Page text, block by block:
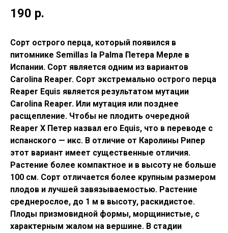
190 р.
Сорт острого перца, который появился в
питомнике Semillas la Palma Петера Мерле в
Испании. Сорт является одним из вариантов
Carolina Reaper. Сорт экстремально острого перца
Reaper Equis является результатом мутации
Carolina Reaper. Или мутация или позднее
расщепление. Чтобы не плодить очередной
Reaper X Петер назвал его Equis, что в переводе с
испанского — икс. В отличие от Каролины Рипер
этот вариант имеет существенные отличия.
Растение более компактное и в высоту не больше
100 см. Сорт отличается более крупным размером
плодов и лучшей завязываемостью. Растение
среднерослое, до 1 м в высоту, раскидистое.
Плоды призмовидной формы, морщинистые, с
характерным жалом на вершине. В стадии